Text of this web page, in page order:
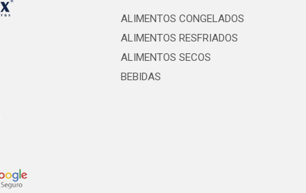
ALIMENTOS CONGELADOS
ALIMENTOS RESFRIADOS
ALIMENTOS SECOS
BEBIDAS